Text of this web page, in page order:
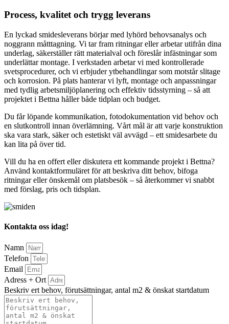
Process, kvalitet och trygg leverans
En lyckad smidesleverans börjar med lyhörd behovsanalys och
noggrann måtttagning. Vi tar fram ritningar eller arbetar utifrån dina
underlag, säkerställer rätt materialval och föreslår infästningar som
underlättar montage. I verkstaden arbetar vi med kontrollerade
svetsprocedurer, och vi erbjuder ytbehandlingar som motstår slitage
och korrosion. På plats hanterar vi lyft, montage och anpassningar
med tydlig arbetsmiljöplanering och effektiv tidsstyrning – så att
projektet i Bettna håller både tidplan och budget.
Du får löpande kommunikation, fotodokumentation vid behov och
en slutkontroll innan överlämning. Vårt mål är att varje konstruktion
ska vara stark, säker och estetiskt väl avvägd – ett smidesarbete du
kan lita på över tid.
Vill du ha en offert eller diskutera ett kommande projekt i Bettna?
Använd kontaktformuläret för att beskriva ditt behov, bifoga
ritningar eller önskemål om platsbesök – så återkommer vi snabbt
med förslag, pris och tidsplan.
Kontakta oss idag!
Namn
Telefon
Email
Adress + Ort
Beskriv ert behov, förutsättningar, antal m2 & önskat startdatum